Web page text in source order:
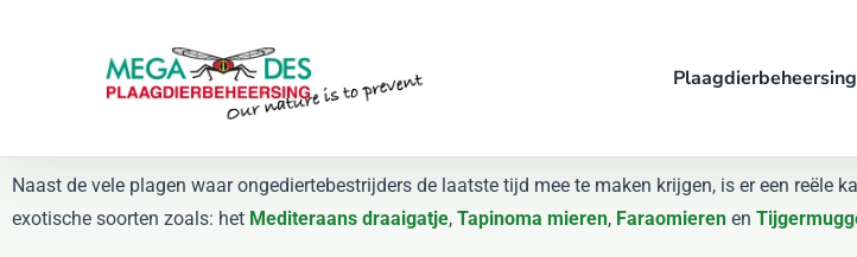
Skip to main content Plaagdierbeheersing
Naast de vele plagen waarongediertebestrijders de laatste tijd mee te maken krijgen, is er een reële
exotische soorten zoals: het Mediteraans draaigatje, Tapinoma mieren, Faraomieren en